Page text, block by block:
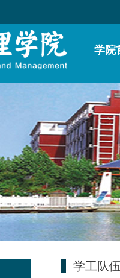
学院
学工队